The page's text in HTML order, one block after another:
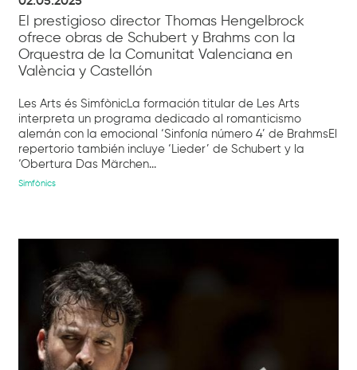
El prestigioso director Thomas Hengelbrock
ofrece obras de Schubert y Brahms con la
Orquestra de la Comunitat Valenciana en
València y Castellón
Les Arts és SimfònicLa formación titular de Les Arts
interpreta un programa dedicado al romanticismo
alemán con la emocional ‘Sinfonía número 4’ de BrahmsEl
repertorio también incluye ‘Lieder’ de Schubert y la
‘Obertura Das Märchen...
Simfònics